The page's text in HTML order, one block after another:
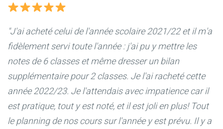
"J'ai acheté celui de l'année scolaire 2021/22 et il m'a
fidèlement servi toute l'année : j'ai pu y mettre les
notes de 6 classes et même dresser un bilan
supplémentaire pour 2 classes. Je l'ai racheté cette
année 2022/23. Je l'attendais avec impatience car il
est pratique, tout y est noté, et il est joli en plus! Tout
le planning de nos cours sur l'année y est prévu. Il y a